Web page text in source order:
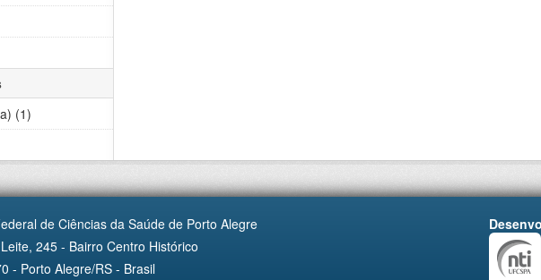
(1)
de Ciências da Saúde de Porto Alegre
245 - Bairro Centro Histórico
- Porto Alegre/RS - Brasil